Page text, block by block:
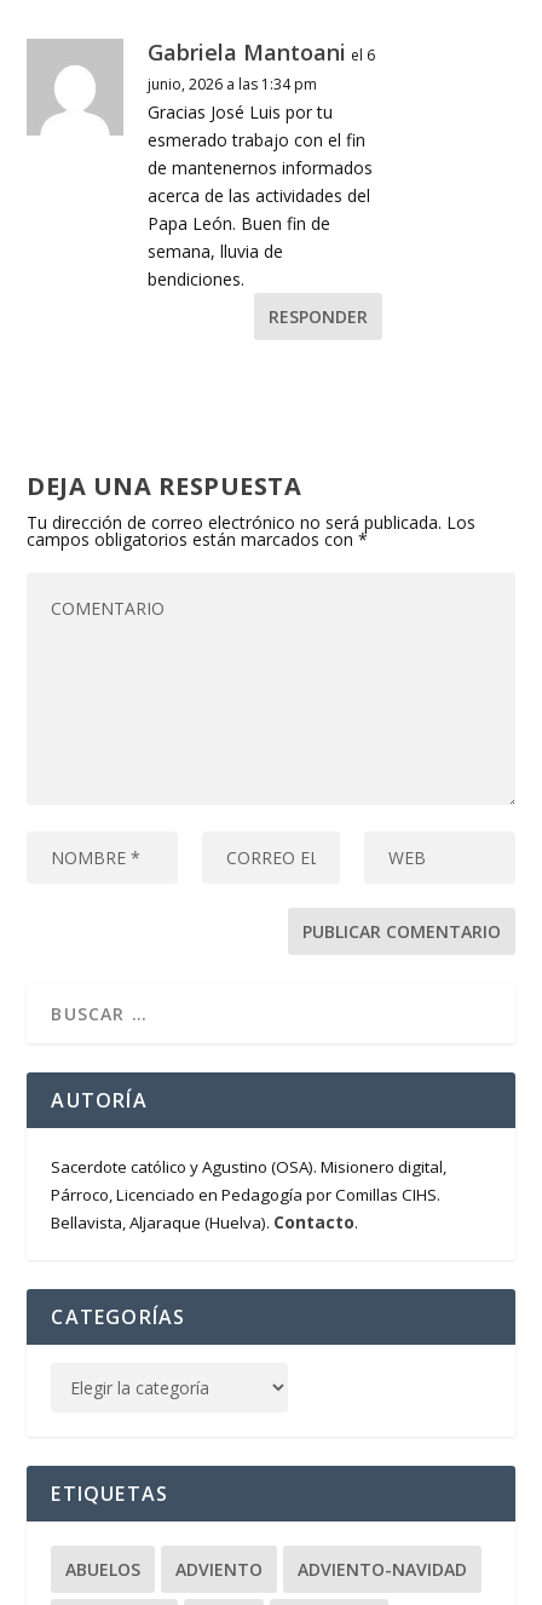
Gabriela Mantoani el 6
junio, 2026 a las 1:34 pm
Gracias José Luis por tu
esmerado trabajo con el fin
de mantenernos informados
acerca de las actividades del
Papa León. Buen fin de
semana, lluvia de
bendiciones.
RESPONDER
DEJA UNA RESPUESTA
Tu dirección de correo electrónico no será publicada. Los
campos obligatorios están marcados con*
AUTORÍA
Sacerdote católico y Agustino (OSA). Misionero digital,
Párroco, Licenciado en Pedagogía por Comillas CIHS.
Bellavista, Aljaraque (Huelva). Contacto.
CATEGORÍAS
ETIQUETAS
ABUELOS ADVIENTO ADVIENTO-NAVIDAD